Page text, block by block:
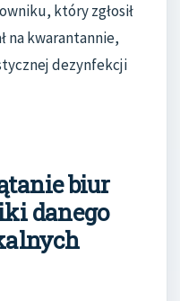
który zgłosił
na kwarantannie,
dezynfekcji
biur
danego